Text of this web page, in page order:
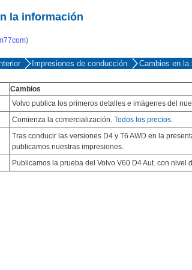
la información
)
Impresiones de conducción Cambios en la
Cambios
Volvo publica los primeros detalles e imágenes del
Comienza la comercialización. Todos los precios
Tras conducir las versiones D4 y T6 AWD en la
publicamos nuestras impresiones.
Publicamos la prueba del Volvo V60 D4 Aut. con nivel